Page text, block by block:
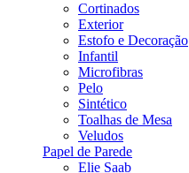
Cortinados
Exterior
Estofo e Decoração
Infantil
Microfibras
Pelo
Sintético
Toalhas de Mesa
Veludos
Papel de Parede
Elie Saab